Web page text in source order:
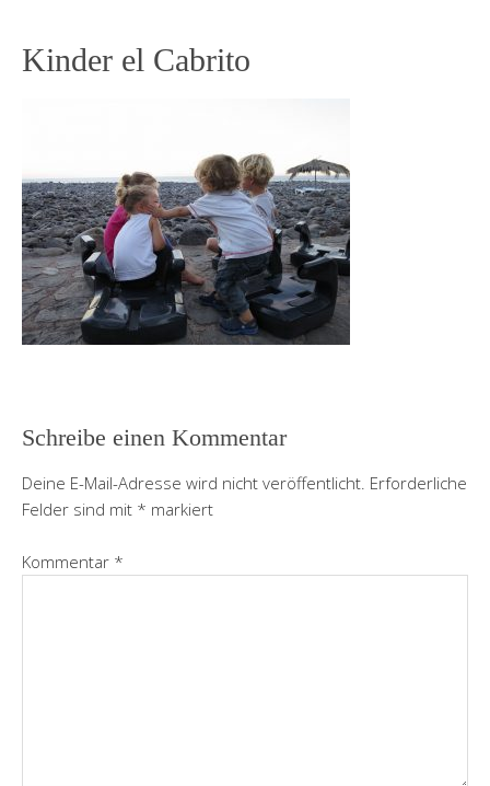
Kinder el Cabrito
Schreibe einen Kommentar
Deine E-Mail-Adresse wird nicht veröffentlicht. Erforderliche
Felder sind mit * markiert
Kommentar *